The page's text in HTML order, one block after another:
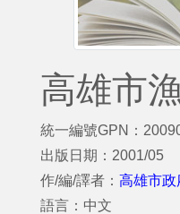
高雄市
統一編號GPN：
出版日期：2001/05
作/編/譯者： 高雄市政
語言：中文